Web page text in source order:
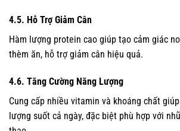
4.5. Hỗ Trợ Giảm Cân
Hàm lượng protein cao giúp tạo cảm giác
thèm ăn, hỗ trợ giảm cân hiệu quả.
4.6. Tăng Cường Năng Lượng
Cung cấp nhiều vitamin và khoáng chất
lượng suốt cả ngày, đặc biệt phù hợp với